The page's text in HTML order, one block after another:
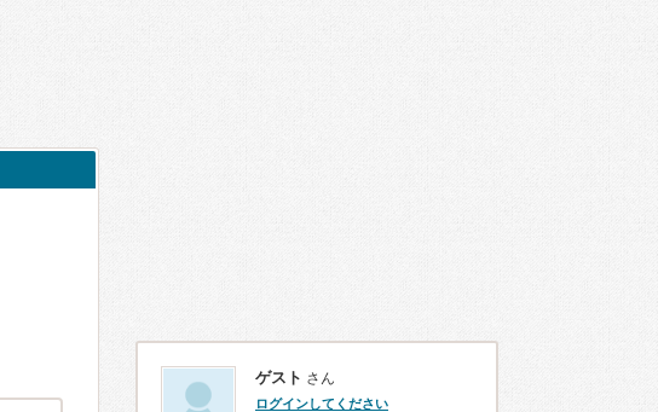
ゲスト さん
ログインしてください